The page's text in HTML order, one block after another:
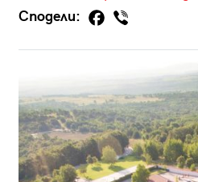
Сподели: